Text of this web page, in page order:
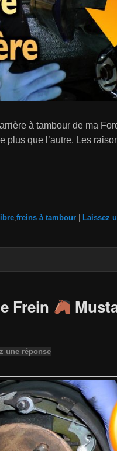
à tambour de ma
plus que l’autre. Les
freins à tambour Laissez
Frein
une réponse